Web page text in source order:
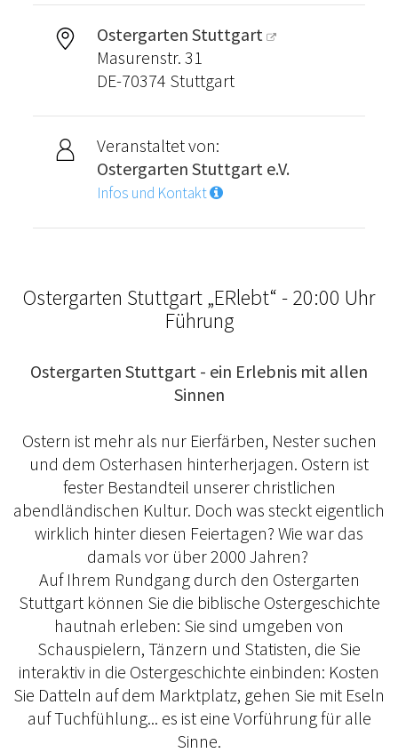
Ostergarten Stuttgart
Masurenstr. 31
DE-70374 Stuttgart
Veranstaltet von:
Ostergarten Stuttgart e.V.
Infos und Kontakt
Ostergarten Stuttgart „ERlebt“ - 20:00 Uhr
Führung
Ostergarten Stuttgart - ein Erlebnis mit allen
Sinnen
Ostern ist mehr als nur Eierfärben, Nester suchen
und dem Osterhasen hinterherjagen. Ostern ist
fester Bestandteil unserer christlichen
abendländischen Kultur. Doch was steckt eigentlich
wirklich hinter diesen Feiertagen? Wie war das
damals vor über 2000 Jahren?
Auf Ihrem Rundgang durch den Ostergarten
Stuttgart können Sie die biblische Ostergeschichte
hautnah erleben: Sie sind umgeben von
Schauspielern, Tänzern und Statisten, die Sie
interaktiv in die Ostergeschichte einbinden: Kosten
Sie Datteln auf dem Marktplatz, gehen Sie mit Eseln
auf Tuchfühlung... es ist eine Vorführung für alle
Sinne.